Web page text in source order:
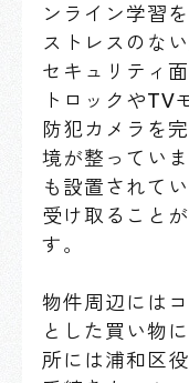
ンライン学習
ストレスのな
セキュリティ
トロックやTV
防犯カメラを
境が整ってい
も設置されて
受け取ること
す。
物件周辺には
とした買い物
所には浦和区